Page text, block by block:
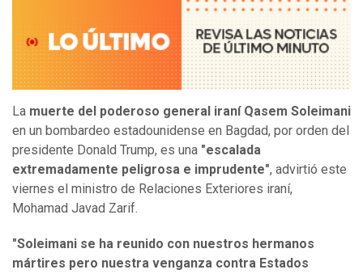
La muerte del poderoso general iraní Qasem Soleimani
en un bombardeo estadounidense en Bagdad, por orden del
presidente Donald Trump, es una "escalada
extremadamente peligrosa e imprudente", advirtió este
viernes el ministro de Relaciones Exteriores iraní,
Mohamad Javad Zarif.
"Soleimani se ha reunido con nuestros hermanos
mártires pero nuestra venganza contra Estados